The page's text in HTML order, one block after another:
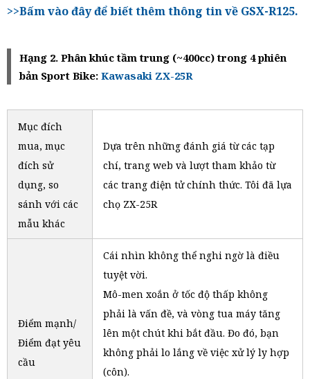
>>Bấm vào đây để biết thêm thông tin về GSX-R125.
Hạng 2. Phân khúc tầm trung (~400cc) trong 4 phiên
bản Sport Bike: Kawasaki ZX-25R
Mục đích
mua, mục
đích sử
dụng, so
sánh với các
mẫu khác
Dựa trên những đánh giá từ các tạp
chí, trang web và lượt tham khảo từ
các trang điện tử chính thức. Tôi đã lựa
chọ ZX-25R
Điểm mạnh/
Điểm đạt yêu
cầu
Cái nhìn không thể nghi ngờ là điều
tuyệt vời.
Mô-men xoắn ở tốc độ thấp không
phải là vấn đề, và vòng tua máy tăng
lên một chút khi bắt đầu. Đo đó, bạn
không phải lo lắng về việc xử lý ly hợp
(côn).